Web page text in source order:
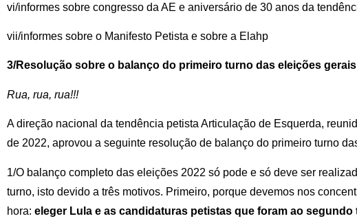
vi/informes sobre congresso da AE e aniversário de 30 anos da
vii/informes sobre o Manifesto Petista e sobre a Elahp
3/Resolução sobre o balanço do primeiro turno das eleições gerais
Rua, rua, rua!!!
A direção nacional da tendência petista Articulação de Esquerda,
de 2022, aprovou a seguinte resolução de balanço do primeiro turno
1/O balanço completo das eleições 2022 só pode e só deve ser
turno, isto devido a três motivos. Primeiro, porque devemos nos
hora: eleger Lula e as candidaturas petistas que foram ao segundo